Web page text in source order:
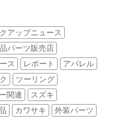
アップニュース
パーツ販売店
ス レポート
アパレル
ツーリング
関連
スズキ
カワサキ
外装パーツ